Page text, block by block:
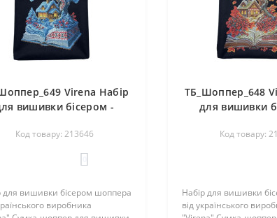
Virena Набір
вишивки бісером -
будиночок 38х42 см
(сумочна тканина)
Код товару: 213646
для вишивки бісером шоппера
виробника
ТБ_Шоппер_648
для вишивки
і будиночок
(сумочна
Код товару:
Набір для вишивки
від українського